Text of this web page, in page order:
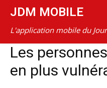
JDM MOBILE
L'application mobile du
Les
en plus